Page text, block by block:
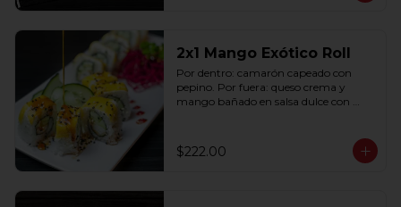
2x1 Mango Exótico Roll
Por dentro: camarón capeado con
pepino. Por fuera: queso crema y
mango bañado en salsa dulce con
$222.00